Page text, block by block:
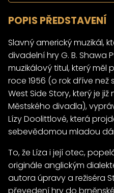
POPIS PŘEDSTAVENÍ
Slavný americký muzikál,
divadelní hry G. B. Shawa
muzikálový titul, který měl
roce 1956 (o rok dříve než
West Side Story, který je
Městského divadla),
Lízy Doolittlové, která
sebevědomou mladou
To, že Líza i její otec,
originále anglickým
autora úpravy a režiséra
převedení hry do